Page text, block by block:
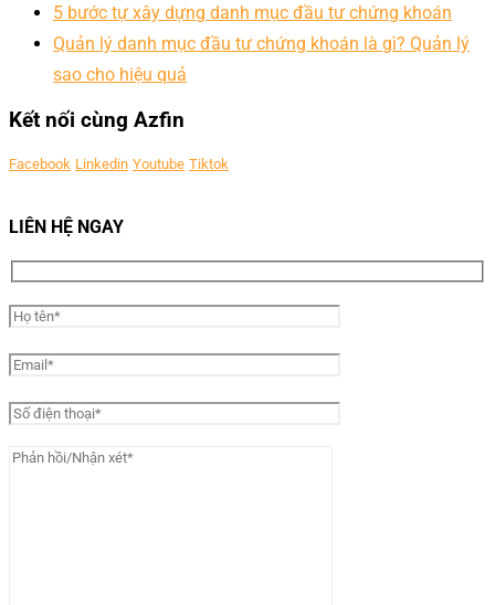
5 bước tự xây dựng danh mục đầu tư chứng khoán
Quản lý danh mục đầu tư chứng khoán là gì? Quản lý
sao cho hiệu quả
Kết nối cùng Azfin
Facebook Linkedin Youtube Tiktok
LIÊN HỆ NGAY